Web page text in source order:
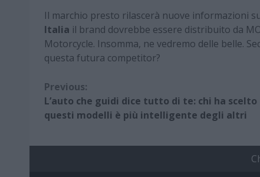
Il marchio presto rilascerà nuove informazioni
Italia il brand dovrebbe essere distribuito da
Motorcycle. Insomma, ne vedremo delle belle.
questa futura competitor?
Continue
Reading
Previous:
L’auto che guidi dice tutto di te: chi ha scelto
questi modelli è più intelligente degli altri